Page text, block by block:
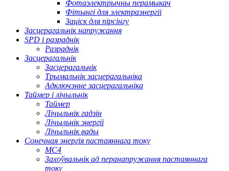
Фотаэлектрычны перамыкач
Фітынгі для электраэнергіі
Заціск для пірсінгу
Засцерагальнік напружання
SPD і разраднік
Разраднік
Засцерагальнік
Засцерагальнік
Трымальнік засцерагальніка
Адключэнне засцерагальніка
Таймер і лічыльнік
Таймер
Лічыльнік гадзін
Лічыльнік энергіі
Лічыльнік вады
Сонечная энергія пастаяннага току
МС4
Захоўвальнік ад перанапружання пастаяннага
току